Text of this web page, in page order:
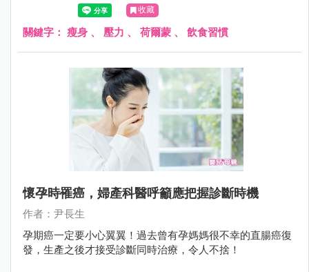
收藏
關鍵字： 瘦身 、 壓力 、 荷爾蒙 、 飲食習慣
懷孕時罹癌，婦產科醫呼籲應把握診斷時機
作者：尹長生
孕期癌一定要小心翼翼！過去曾有孕媽媽很不幸的直腸癌復
發，生產之後才接受診斷同時治療，令人不捨！